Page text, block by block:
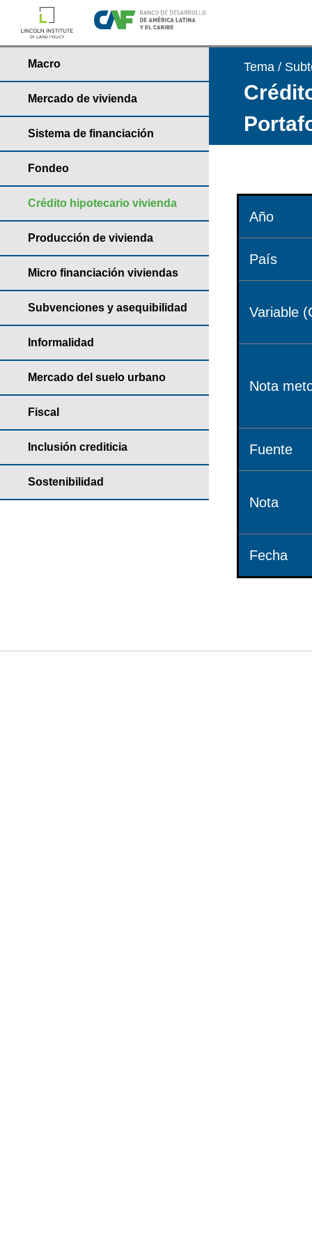
Macro
Mercado de vivienda
Sistema de financiación
Fondeo
Crédito hipotecario vivienda
Producción de vivienda
Micro financiación viviendas
Subvenciones y asequibilidad
Informalidad
Mercado del suelo urbano
Fiscal
Inclusión crediticia
Sostenibilidad
Tema /
Año
País
Variable
Nota
Fuente
Nota
Fecha